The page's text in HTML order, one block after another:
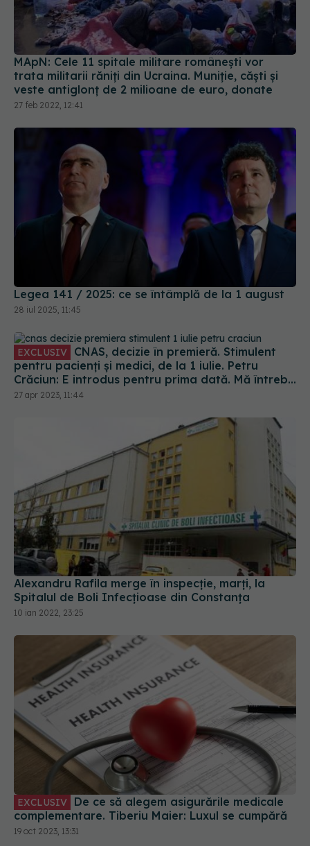
MApN: Cele 11 spitale militare românești vor
trata militarii răniți din Ucraina. Muniție, căști și
veste antiglonț de 2 milioane de euro, donate
27 feb 2022, 12:41
Legea 141 / 2025: ce se întâmplă de la 1 august
28 iul 2025, 11:45
EXCLUSIV
pentru pacienți și medici, de la 1 iulie. Petru
Crăciun: E introdus pentru prima dată. Mă întreb
unde eram dacă luam acest stimulent în urmă cu
27 apr 2023, 11:44
Alexandru Rafila merge în inspecție, marți, la
Spitalul de Boli Infecțioase din Constanța
10 ian 2022, 23:25
EXCLUSIV
complementare. Tiberiu Maier: Luxul se cumpără
19 oct 2023, 13:31